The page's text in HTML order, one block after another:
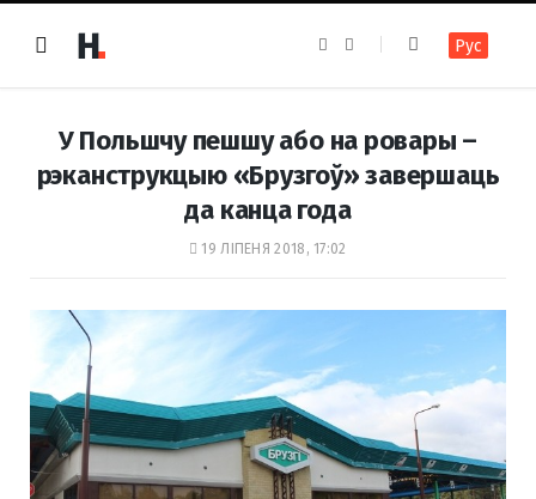
e
o
k
t
r
a
m
Рус
У Польшчу пешшу або на ровары –
рэканструкцыю «Брузгоў» завершаць
да канца года
19 ЛІПЕНЯ 2018, 17:02